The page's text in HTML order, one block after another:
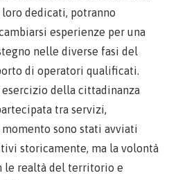
dedicati, potranno
esperienze per una
nelle diverse fasi del
di operatori qualificati.
esercizio della cittadinanza
tra servizi,
sono stati avviati
storicamente, ma la volontà
le realtà del territorio e